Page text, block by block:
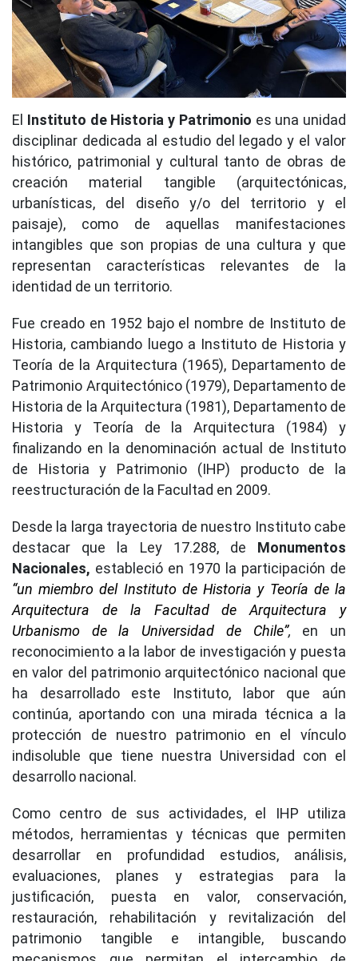
El Instituto de Historia y Patrimonio es una unidad
disciplinar dedicada al estudio del legado y el valor
histórico, patrimonial y cultural tanto de obras de
creación material tangible (arquitectónicas,
urbanísticas, del diseño y/o del territorio y el
paisaje), como de aquellas manifestaciones
intangibles que son propias de una cultura y que
representan características relevantes de la
identidad de un territorio.
Fue creado en 1952 bajo el nombre de Instituto de
Historia, cambiando luego a Instituto de Historia y
Teoría de la Arquitectura (1965), Departamento de
Patrimonio Arquitectónico (1979), Departamento de
Historia de la Arquitectura (1981), Departamento de
Historia y Teoría de la Arquitectura (1984) y
finalizando en la denominación actual de Instituto
de Historia y Patrimonio (IHP) producto de la
reestructuración de la Facultad en 2009.
Desde la larga trayectoria de nuestro Instituto cabe
destacar que la Ley 17.288, de Monumentos
Nacionales, estableció en 1970 la participación de
“un miembro del Instituto de Historia y Teoría de la
Arquitectura de la Facultad de Arquitectura y
Urbanismo de la Universidad de Chile”, en un
reconocimiento a la labor de investigación y puesta
en valor del patrimonio arquitectónico nacional que
ha desarrollado este Instituto, labor que aún
continúa, aportando con una mirada técnica a la
protección de nuestro patrimonio en el vínculo
indisoluble que tiene nuestra Universidad con el
desarrollo nacional.
Como centro de sus actividades, el IHP utiliza
métodos, herramientas y técnicas que permiten
desarrollar en profundidad estudios, análisis,
evaluaciones, planes y estrategias para la
justificación, puesta en valor, conservación,
restauración, rehabilitación y revitalización del
patrimonio tangible e intangible, buscando